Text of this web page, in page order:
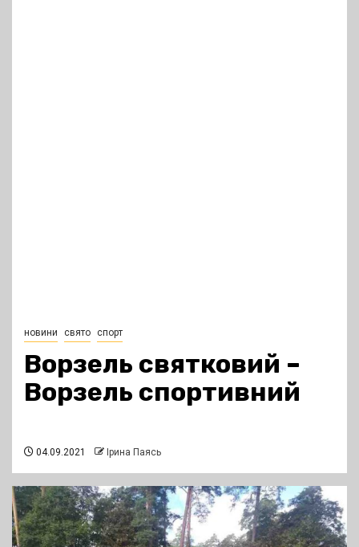
новини свято спорт
Ворзель святковий –
Ворзель спортивний
04.09.2021 Ірина Паясь